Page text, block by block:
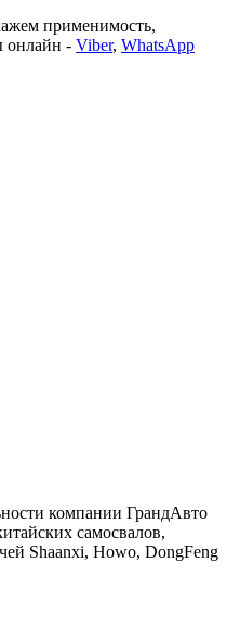
применимость,
онлайн - Viber, WhatsApp
компании ГрандАвто
самосвалов,
Shaanxi, Howo, DongFeng